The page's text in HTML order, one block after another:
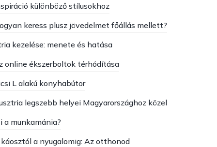
különböző stílusokhoz
keress plusz jövedelmet főállás mellett?
kezelése: menete és hatása
online ékszerboltok térhódítása
L alakú konyhabútor
legszebb helyei Magyarországhoz közel
a munkamánia?
a nyugalomig: Az otthonod